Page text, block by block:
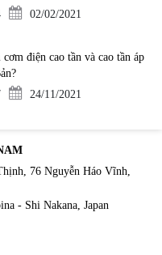
02/02/2021
cơm điện cao tần và cao tần áp
24/11/2021
76 Nguyễn Háo Vĩnh,
- Shi Nakana, Japan